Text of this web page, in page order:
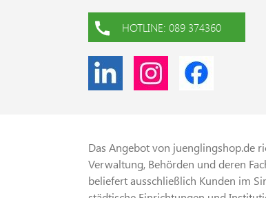
HOTLINE: 089 374360
Das Angebot von juenglingshop.de
Verwaltung, Behörden und deren
beliefert ausschließlich Kunden im